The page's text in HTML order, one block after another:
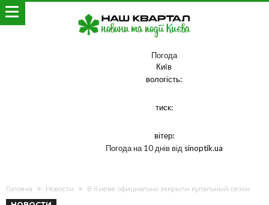
Погода
Київ
вологість:
тиск:
вітер:
Погода на 10 днів від sinoptik.ua
Головна Новости В Киеве официально закрыли купальный сезон